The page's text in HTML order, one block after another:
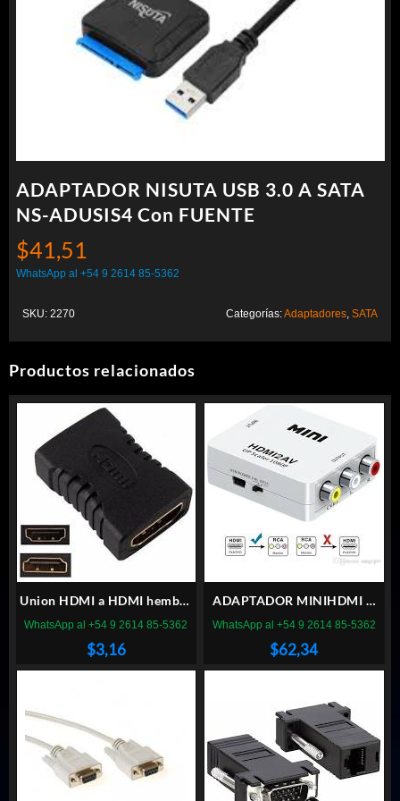
ADAPTADOR NISUTA USB 3.0 A SATA
NS-ADUSIS4 Con FUENTE
$41,51
WhatsApp al +54 9 2614 85-5362
SKU: 2270 Categorías:Adaptadores, SATA
Productos relacionados
Union HDMI a HDMI hembra
hembra
$3,16
WhatsApp al +54 9 2614 85-5362
ADAPTADOR MINIHDMI A
3RCA
$62,34
WhatsApp al +54 9 2614 85-5362